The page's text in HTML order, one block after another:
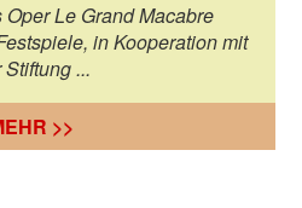
Le Grand Macabre
in Kooperation mit
Stiftung ...
>>